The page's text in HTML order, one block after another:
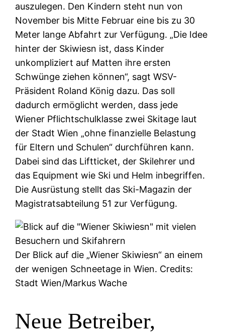
auszulegen. Den Kindern steht nun von
November bis Mitte Februar eine bis zu 30
Meter lange Abfahrt zur Verfügung. „Die Idee
hinter der Skiwiesn ist, dass Kinder
unkompliziert auf Matten ihre ersten
Schwünge ziehen können“, sagt WSV-
Präsident Roland König dazu. Das soll
dadurch ermöglicht werden, dass jede
Wiener Pflichtschulklasse zwei Skitage laut
der Stadt Wien „ohne finanzielle Belastung
für Eltern und Schulen“ durchführen kann.
Dabei sind das Liftticket, der Skilehrer und
das Equipment wie Ski und Helm inbegriffen.
Die Ausrüstung stellt das Ski-Magazin der
Magistratsabteilung 51 zur Verfügung.
Der Blick auf die „Wiener Skiwiesn“ an einem
der wenigen Schneetage in Wien. Credits:
Stadt Wien/Markus Wache
Neue Betreiber,